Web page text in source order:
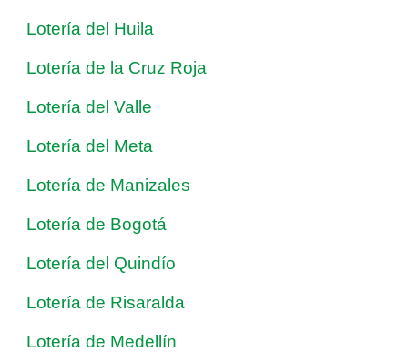
Lotería del Huila
Lotería de la Cruz Roja
Lotería del Valle
Lotería del Meta
Lotería de Manizales
Lotería de Bogotá
Lotería del Quindío
Lotería de Risaralda
Lotería de Medellín